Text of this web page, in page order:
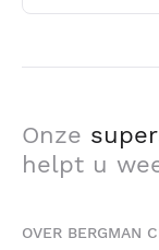
Onze
helpt u
OVER BERGMAN